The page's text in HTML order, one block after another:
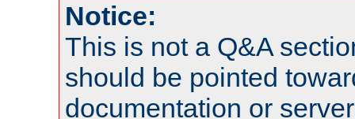
Notice:
This is not a Q&A
should be pointed
documentation or